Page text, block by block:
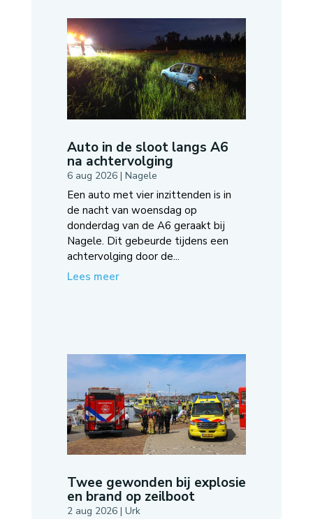
Auto in de sloot langs A6
na achtervolging
6 aug 2026| Nagele
Een auto met vier inzittenden is in
de nacht van woensdag op
donderdag van de A6 geraakt bij
Nagele. Dit gebeurde tijdens een
achtervolging door de...
Lees meer
Twee gewonden bij explosie
en brand op zeilboot
2 aug 2026| Urk